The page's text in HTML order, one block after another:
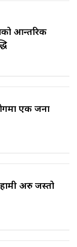
आन्तरिक
एक जना
हामी अरु जस्तो